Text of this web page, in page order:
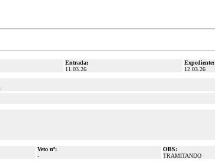
Entrada:
11.03.26
Expediente:
12.03.26
Veto nº:
-
OBS:
TRAMITANDO